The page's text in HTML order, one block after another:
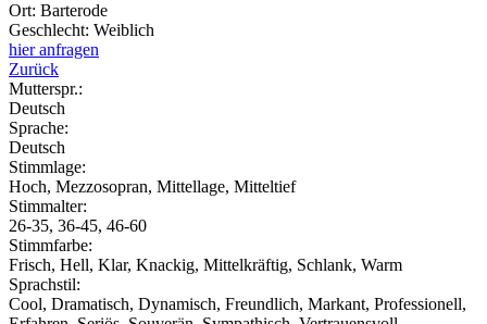
Ort: Barterode
Geschlecht: Weiblich
hier anfragen
Zurück
Mutterspr.:
Deutsch
Sprache:
Deutsch
Stimmlage:
Hoch, Mezzosopran, Mittellage, Mitteltief
Stimmalter:
26-35, 36-45, 46-60
Stimmfarbe:
Frisch, Hell, Klar, Knackig, Mittelkräftig, Schlank, Warm
Sprachstil:
Cool, Dramatisch, Dynamisch, Freundlich, Markant, Professionell,